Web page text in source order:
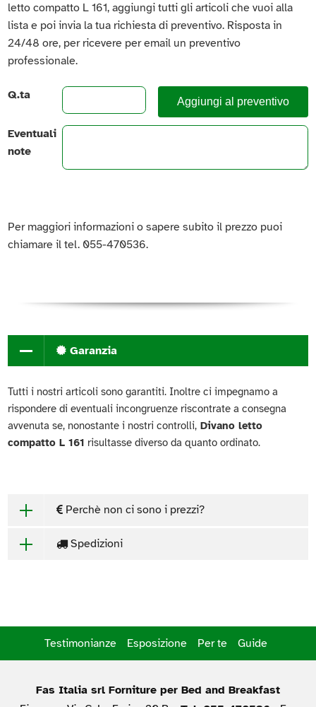
letto compatto L 161, aggiungi tutti gli articoli che vuoi alla
lista e poi invia la tua richiesta di preventivo. Risposta in
24/48 ore, per ricevere per email un preventivo
professionale.
Q.ta Aggiungi al preventivo
Eventuali
note
Per maggiori informazioni o sapere subito il prezzo puoi
chiamare il tel. 055-470536.
Garanzia
Tutti i nostri articoli sono garantiti. Inoltre ci impegnamo a
rispondere di eventuali incongruenze riscontrate a consegna
avvenuta se, nonostante i nostri controlli, Divano letto
compatto L 161 risultasse diverso da quanto ordinato.
Perchè non ci sono i prezzi?
Spedizioni
Testimonianze Esposizione Per te Guide
Fas Italia srl Forniture per Bed and Breakfast